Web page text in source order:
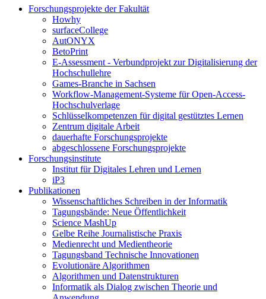
Forschungsprojekte der Fakultät
Howhy
surfaceCollege
AutONYX
BetoPrint
E-Assessment - Verbundprojekt zur Digitalisierung der
Hochschullehre
Games-Branche in Sachsen
Workflow-Management-Systeme für Open-Access-
Hochschulverlage
Schlüsselkompetenzen für digital gestütztes Lernen
Zentrum digitale Arbeit
dauerhafte Forschungsprojekte
abgeschlossene Forschungsprojekte
Forschungsinstitute
Institut für Digitales Lehren und Lernen
iP3
Publikationen
Wissenschaftliches Schreiben in der Informatik
Tagungsbände: Neue Öffentlichkeit
Science MashUp
Gelbe Reihe Journalistische Praxis
Medienrecht und Medientheorie
Tagungsband Technische Innovationen
Evolutionäre Algorithmen
Algorithmen und Datenstrukturen
Informatik als Dialog zwischen Theorie und